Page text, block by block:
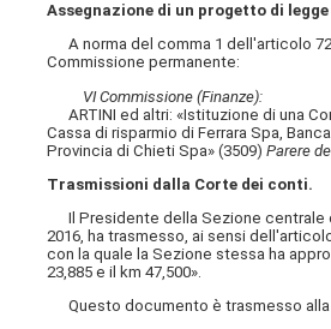
Assegnazione di un progetto di
A norma del comma 1 dell'articolo
Commissione permanente:
VI Commissione (Finanze):
ARTINI ed altri: «Istituzione di una
Cassa di risparmio di Ferrara Spa,
Provincia di Chieti Spa» (3509)Parere
Trasmissioni dalla Corte dei conti.
Il Presidente della Sezione centrale
2016, ha trasmesso, ai sensi
con la quale la Sezione stessa ha
23,885 e il km 47,500».
Questo documento è trasmesso alla